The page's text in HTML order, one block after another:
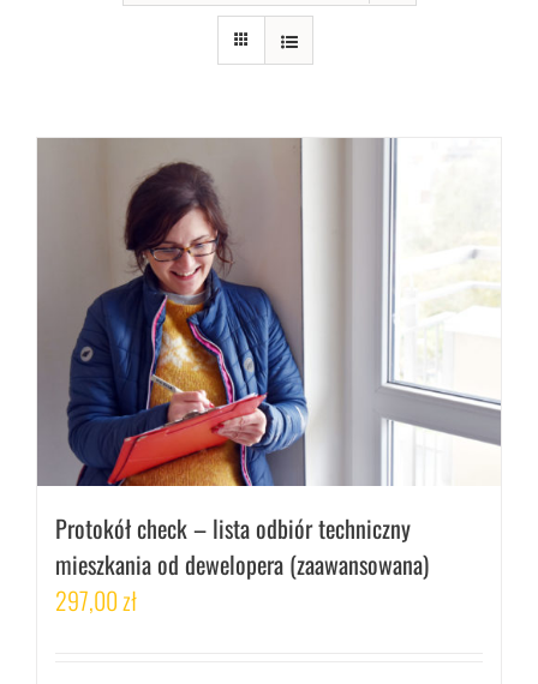
Protokół check – lista odbiór techniczny
mieszkania od dewelopera (zaawansowana)
297,00zł